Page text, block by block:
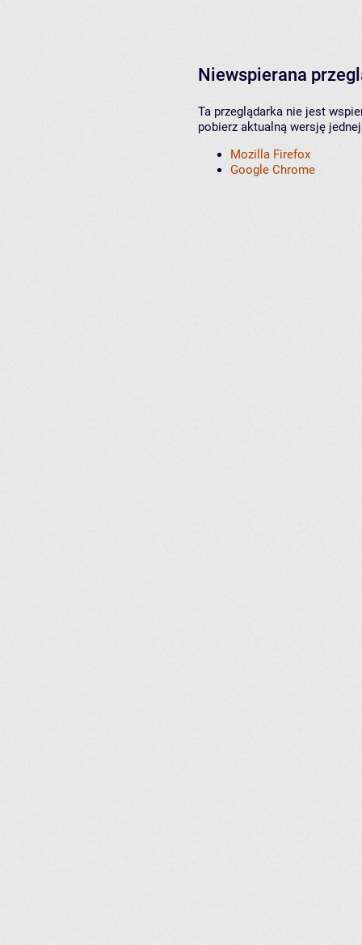
Niewspierana
Ta przeglądarka nie jest
pobierz aktualną wersję
Mozilla Firefox
Google Chrome